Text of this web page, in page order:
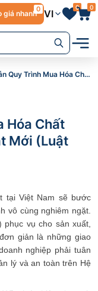
giá nhanh
0 VI
0 0
Hóa Chất H2SO4 Từ 2026 Theo Luật Mới (Luật 69/2025/QH15)
Hóa Chất
Mới (Luật
tại Việt Nam sẽ bước
vô cùng nghiêm ngặt.
vụ cho sản xuất,
giản là những giao
nghiệp phải tuân
lý và an toàn trên Hệ